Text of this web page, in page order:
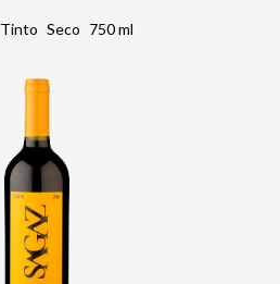
Tinto Seco 750 ml